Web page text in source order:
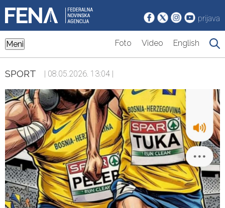
prijava
Meni Foto Video English
SPORT | 08.05.2026. 13:04 |